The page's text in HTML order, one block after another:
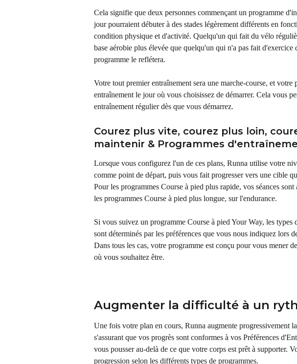
Cela signifie que deux personnes commençant un programme
jour pourraient débuter à des stades légèrement différents en
condition physique et d'activité. Quelqu'un qui fait du vélo
base aérobie plus élevée que quelqu'un qui n'a pas fait d'exercice
programme le reflétera.
Votre tout premier entraînement sera une marche-course, et votre
entraînement le jour où vous choisissez de démarrer. Cela vous
entraînement régulier dès que vous démarrez.
Courez plus vite, courez plus loin,
maintenir & Programmes
Lorsque vous configurez l'un de ces plans, Runna utilise votre
comme point de départ, puis vous fait progresser vers une cible
Pour les programmes Course à pied plus rapide, vos séances
les programmes Course à pied plus longue, sur l'endurance.
Si vous suivez un programme Course à pied Your Way, les types
sont déterminés par les préférences que vous nous indiquez lors
Dans tous les cas, votre programme est conçu pour vous mener
où vous souhaitez être.
Augmenter la difficulté à un
Une fois votre plan en cours, Runna augmente progressivement
s'assurant que vos progrès sont conformes à vos Préférences
vous pousser au-delà de ce que votre corps est prêt à supporter.
progression selon les différents types de programmes.